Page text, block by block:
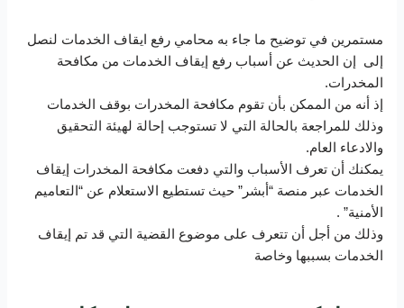
مستمرين في توضيح ما جاء به محامي رفع ايقاف الخدمات لنصل
إلى إن الحديث عن أسباب رفع إيقاف الخدمات من مكافحة
المخدرات.
إذ أنه من الممكن بأن تقوم مكافحة المخدرات بوقف الخدمات
وذلك للمراجعة بالحالة التي لا تستوجب إحالة لهيئة التحقيق
والادعاء العام.
يمكنك أن تعرف الأسباب والتي دفعت مكافحة المخدرات إيقاف
الخدمات عبر منصة “أبشر” حيث تستطيع الاستعلام عن “التعاميم
الأمنية” .
وذلك من أجل أن تتعرف على موضوع القضية التي قد تم إيقاف
الخدمات بسببها وخاصة